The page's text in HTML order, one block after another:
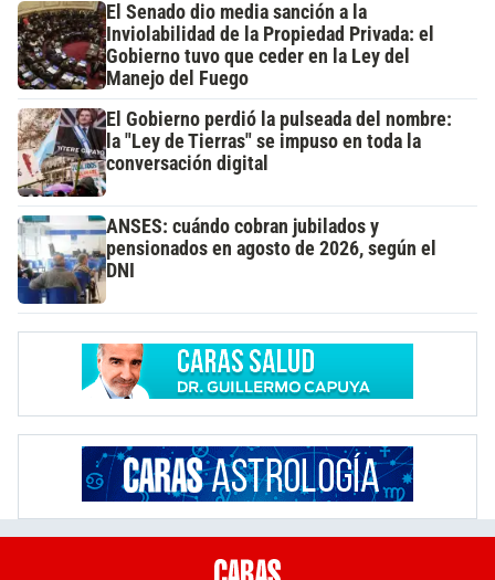
El Senado dio media sanción a la
Inviolabilidad de la Propiedad Privada: el
Gobierno tuvo que ceder en la Ley del
Manejo del Fuego
El Gobierno perdió la pulseada del nombre:
la "Ley de Tierras" se impuso en toda la
conversación digital
ANSES: cuándo cobran jubilados y
pensionados en agosto de 2026, según el
DNI